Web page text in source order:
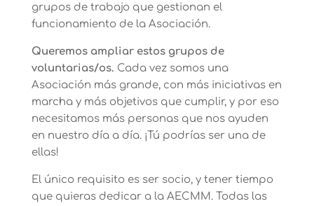
grupos de trabajo que gestionan el
funcionamiento de la Asociación.
Queremos ampliar estos grupos de
voluntarias/os. Cada vez somos una
Asociación más grande, con más iniciativas en
marcha y más objetivos que cumplir, y por eso
necesitamos más personas que nos ayuden
en nuestro día a día. ¡Tú podrías ser una de
ellas!
El único requisito es ser socio, y tener tiempo
que quieras dedicar a la AECMM. Todas las